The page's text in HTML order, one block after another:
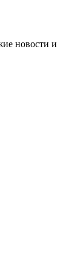
новости и